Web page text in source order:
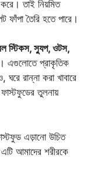
করে। তাই নিয়মিত
ফাঁপা তৈরি হতে পারে।
স্টিকস, স্যুপ, ওটস,
এগুলোতে প্রাকৃতিক
রান্না করা খাবারে
তুলনায়
এড়ানো উচিত
আমাদের শরীরকে